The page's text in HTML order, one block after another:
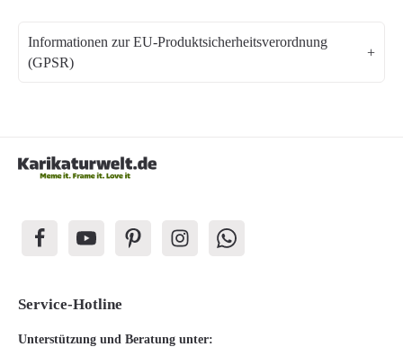
Informationen zur EU-Produktsicherheitsverordnung
(GPSR)
Service-Hotline
Unterstützung und Beratung unter: